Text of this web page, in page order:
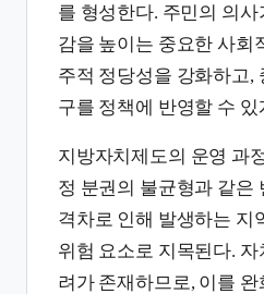
를 형성한다. 주민의 의
감을 높이는 중요한 사회
주적 정당성을 강화하고,
구를 정책에 반영할 수 있
지방자치제도의 운영 과
정 분권의 불균형과 같은
격차로 인해 발생하는 지
위험 요소로 지목된다.
려가 존재하므로, 이를